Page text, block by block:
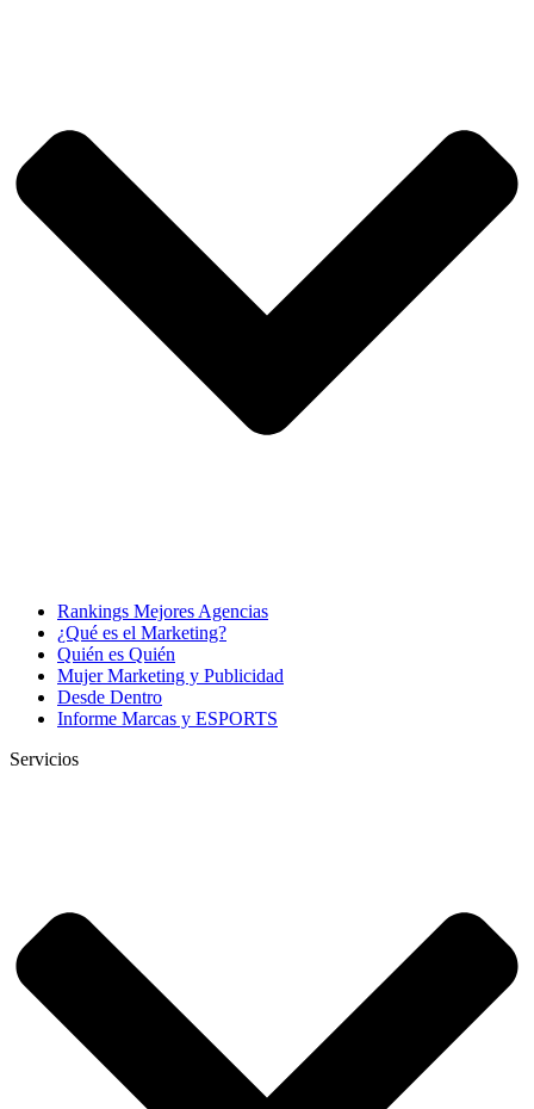
Rankings Mejores Agencias
¿Qué es el Marketing?
Quién es Quién
Mujer Marketing y Publicidad
Desde Dentro
Informe Marcas y ESPORTS
Servicios